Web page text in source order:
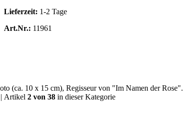
Lieferzeit: 1-2 Tage
Art.Nr.: 11961
(ca. 10 x 15 cm), Regisseur von "Im Namen der Rose".
| Artikel 2 von 38 in dieser Kategorie